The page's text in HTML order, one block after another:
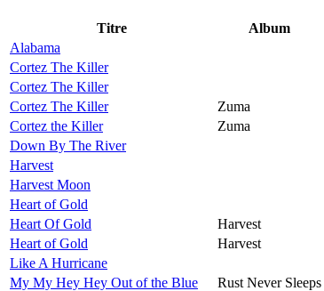
Titre Album
Alabama
Cortez The Killer
Cortez The Killer
Cortez The Killer
Zuma
Cortez the Killer
Zuma
Down By The River
Harvest
Harvest Moon
Heart of Gold
Heart Of Gold
Harvest
Heart of Gold
Harvest
Like A Hurricane
My My Hey Hey Out of the Blue
Rust Never Sleeps